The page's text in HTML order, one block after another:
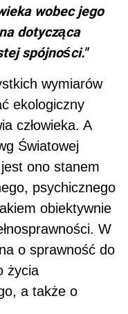
wobec jego
dotycząca
spójności."
wymiarów
ekologiczny
człowieka. A
Światowej
ono stanem
psychicznego
obiektywnie
W
o sprawność do
życia
a także o